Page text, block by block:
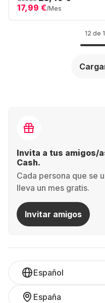
17,99 €/Mes
12 de
Invita a tus amigos/
Cash.
Cada persona que se
lleva un mes gratis.
Invitar amigos
Español
España